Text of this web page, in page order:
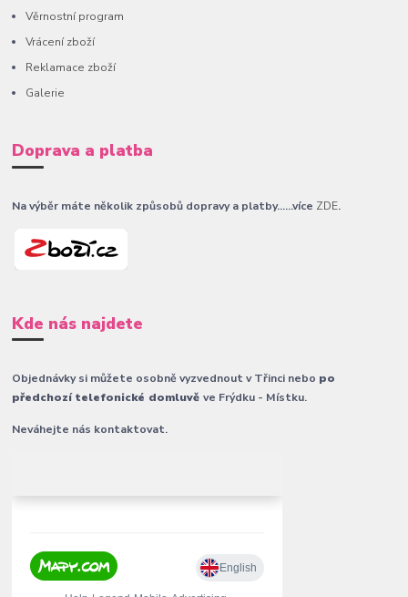
Věrnostní program
Vrácení zboží
Reklamace zboží
Galerie
Doprava a platba
Na výběr máte několik způsobů dopravy a platby......více ZDE.
Kde nás najdete
Objednávky si můžete osobně vyzvednout v Třinci nebo po
předchozí telefonické domluvěve Frýdku - Místku.
Neváhejte nás kontaktovat.